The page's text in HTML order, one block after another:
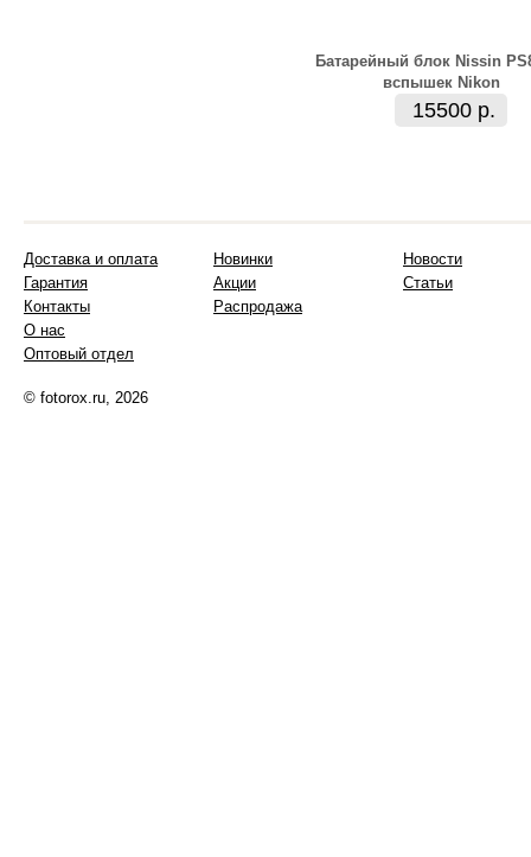
Батарейный блок Nissin
вспышек Nikon
15500 р.
Доставка и оплата
Гарантия
Контакты
О нас
Оптовый отдел
Новинки
Акции
Распродажа
Новости
Статьи
© fotorox.ru, 2026